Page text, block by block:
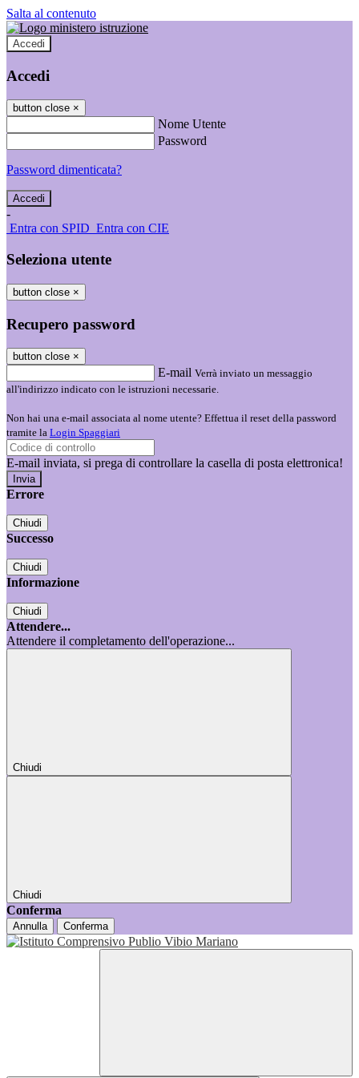
Salta al contenuto
Accedi
Accedi
button close ×
Nome Utente
Password
Password dimenticata?
-
Entra con SPID Entra con CIE
Seleziona utente
button close ×
Recupero password
button close ×
E-mail Verrà inviato un messaggio
all'indirizzo indicato con le istruzioni necessarie.
Non hai una e-mail associata al nome utente? Effettua il reset della password
tramite la Login Spaggiari
E-mail inviata, si prega di controllare la casella di posta elettronica!
Errore
Chiudi
Successo
Chiudi
Informazione
Chiudi
Attendere...
Attendere il completamento dell'operazione...
Chiudi
Chiudi
Conferma
Annulla Conferma